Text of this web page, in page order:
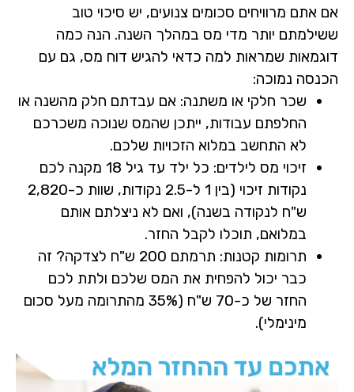
אם אתם מרוויחים סכומים צנועים, יש סיכוי טוב
ששילמתם יותר מדי מס במהלך השנה. הנה כמה
דוגמאות שמראות למה כדאי להגיש דוח מס, גם עם
הכנסה נמוכה:
שכר חלקי או משתנה: אם עבדתם חלק מהשנה או
החלפתם עבודות, ייתכן שהמס שנוכה משכרכם
לא התחשב במלוא הזכויות שלכם.
זיכוי מס לילדים:
כל ילד עד גיל 18 מקנה לכם
נקודות זיכוי (בין 1 ל-2.5 נקודות, שוות כ-2,820
ש"ח לנקודה בשנה), ואם לא ניצלתם אותם
במלואם, תוכלו לקבל החזר.
תרומות קטנות: תרמתם 200 ש"ח
לצדקה? זה
כבר יכול להפחית את המס שלכם ולתת לכם
החזר של כ-70 ש"ח (35% מהתרומה מעל סכום
מינימלי).